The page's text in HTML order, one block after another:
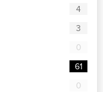
4
3
0
61
0